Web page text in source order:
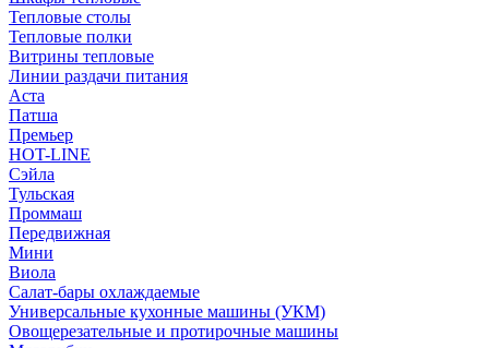
Тепловые столы
Тепловые полки
Витрины тепловые
Линии раздачи питания
Аста
Патша
Премьер
HOT-LINE
Сэйла
Тульская
Проммаш
Передвижная
Мини
Виола
Салат-бары охлаждаемые
Универсальные кухонные машины (УКМ)
Овощерезательные и протирочные машины